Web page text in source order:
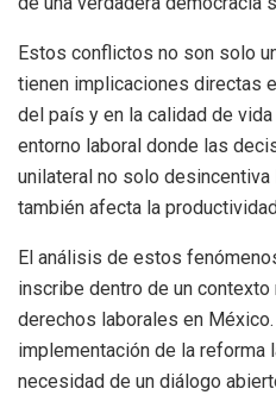
Estos conflictos no son solo
tienen implicaciones directas
del país y en la calidad de
entorno laboral donde las
unilateral no solo
también afecta la
El análisis de estos
inscribe dentro de un
derechos laborales en
implementación de la reforma
necesidad de un diálogo